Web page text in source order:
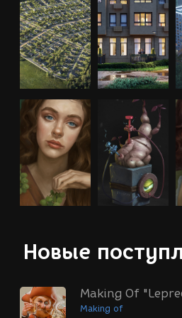
Новые
Making Of
Making of